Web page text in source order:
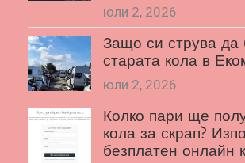
юли 2, 2026
Защо си струва да
старата кола в
юли 2, 2026
Колко пари ще
кола за скрап?
безплатен онлайн